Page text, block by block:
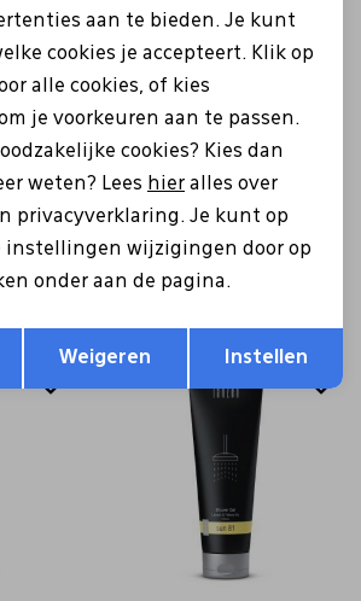
Janzen
Opslaan
aan te bieden. Je kunt
cookies je accepteert. Klik op
alle cookies, of kies
je voorkeuren aan te passen.
cookies? Kies dan
weten? Lees hier alles over
privacyverklaring. Je kunt op
instellingen wijzigingen door op
onder aan de pagina.
Weigeren Instellen